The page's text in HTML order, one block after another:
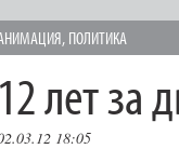
, ПОЛИТИКА
12 лет за
18:05